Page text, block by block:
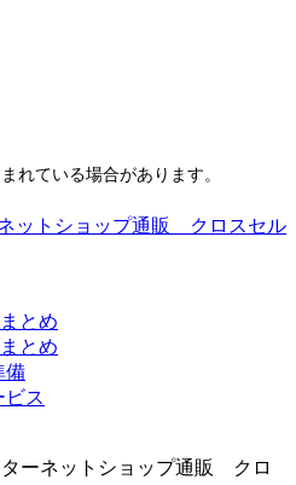
れている場合があります。
とめ
とめ
備
ビス
ーネットショップ通販 クロ